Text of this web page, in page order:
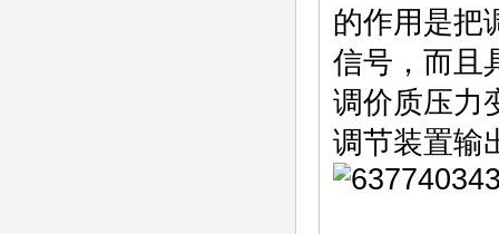
的作用是把
信号，而且
调价质压力
调节装置输